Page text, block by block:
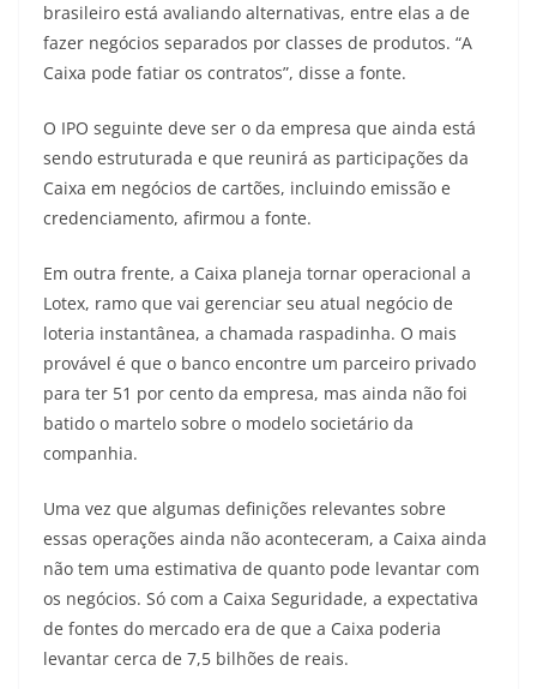
brasileiro está avaliando alternativas, entre elas a de
fazer negócios separados por classes de produtos. “A
Caixa pode fatiar os contratos”, disse a fonte.
O IPO seguinte deve ser o da empresa que ainda está
sendo estruturada e que reunirá as participações da
Caixa em negócios de cartões, incluindo emissão e
credenciamento, afirmou a fonte.
Em outra frente, a Caixa planeja tornar operacional a
Lotex, ramo que vai gerenciar seu atual negócio de
loteria instantânea, a chamada raspadinha. O mais
provável é que o banco encontre um parceiro privado
para ter 51 por cento da empresa, mas ainda não foi
batido o martelo sobre o modelo societário da
companhia.
Uma vez que algumas definições relevantes sobre
essas operações ainda não aconteceram, a Caixa ainda
não tem uma estimativa de quanto pode levantar com
os negócios. Só com a Caixa Seguridade, a expectativa
de fontes do mercado era de que a Caixa poderia
levantar cerca de 7,5 bilhões de reais.